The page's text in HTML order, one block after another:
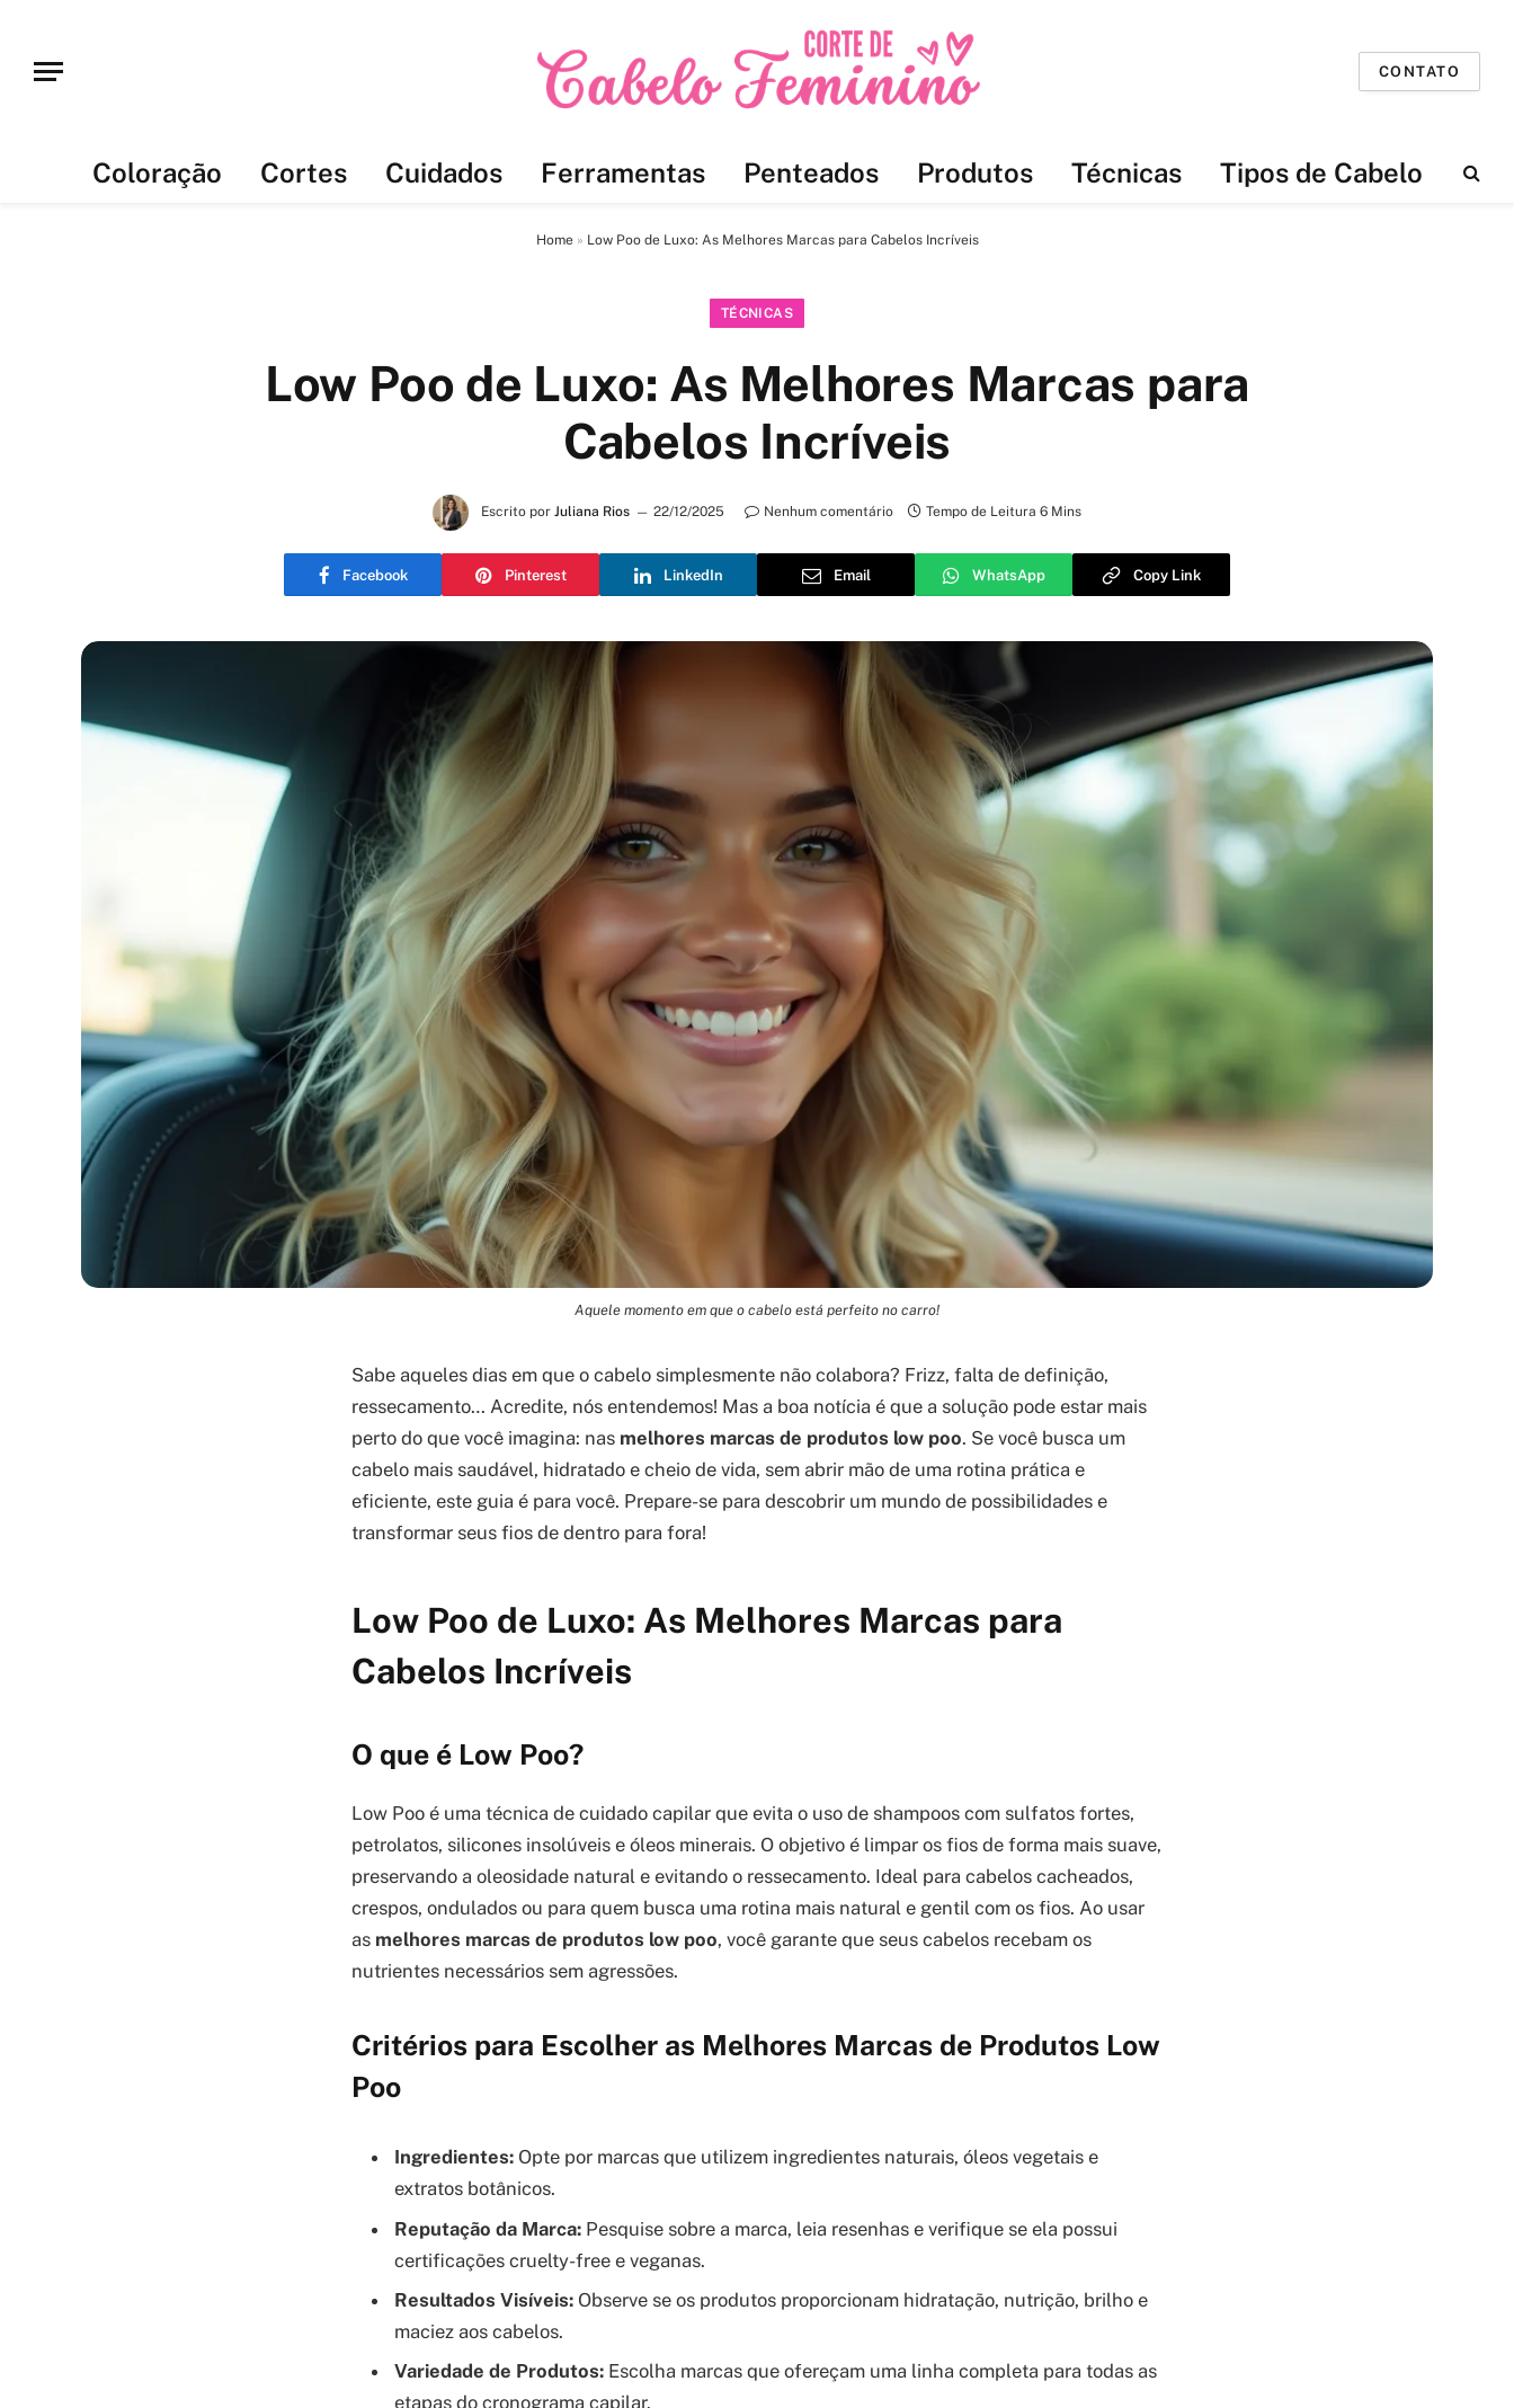
CONTATO
Coloração Cortes Cuidados Ferramentas Penteados Produtos Técnicas Tipos de Cabelo
Home» Low Poo de Luxo: As Melhores Marcas para Cabelos Incríveis
TÉCNICAS
Low Poo de Luxo: As Melhores Marcas para
Cabelos Incríveis
Escrito por Juliana Rios 22/12/2025 Nenhum comentário Tempo de Leitura 6 Mins
Facebook Pinterest LinkedIn Email WhatsApp Copy Link
Aquele momento em que o cabelo está perfeito no carro!
Sabe aqueles dias em que o cabelo simplesmente não colabora? Frizz, falta de definição,
ressecamento… Acredite, nós entendemos! Mas a boa notícia é que a solução pode estar mais
perto do que você imagina: nas melhores marcas de produtos low poo. Se você busca um
cabelo mais saudável, hidratado e cheio de vida, sem abrir mão de uma rotina prática e
eficiente, este guia é para você. Prepare-se para descobrir um mundo de possibilidades e
transformar seus fios de dentro para fora!
Low Poo de Luxo: As Melhores Marcas para
Cabelos Incríveis
O que é Low Poo?
Low Poo é uma técnica de cuidado capilar que evita o uso de shampoos com sulfatos fortes,
petrolatos, silicones insolúveis e óleos minerais. O objetivo é limpar os fios de forma mais suave,
preservando a oleosidade natural e evitando o ressecamento. Ideal para cabelos cacheados,
crespos, ondulados ou para quem busca uma rotina mais natural e gentil com os fios. Ao usar
as melhores marcas de produtos low poo, você garante que seus cabelos recebam os
nutrientes necessários sem agressões.
Critérios para Escolher as Melhores Marcas de Produtos Low
Poo
Ingredientes: Opte por marcas que utilizem ingredientes naturais, óleos vegetais e
extratos botânicos.
Reputação da Marca: Pesquise sobre a marca, leia resenhas e verifique se ela possui
certificações cruelty-free e veganas.
Resultados Visíveis: Observe se os produtos proporcionam hidratação, nutrição, brilho e
maciez aos cabelos.
Variedade de Produtos: Escolha marcas que ofereçam uma linha completa para todas as
etapas do cronograma capilar.